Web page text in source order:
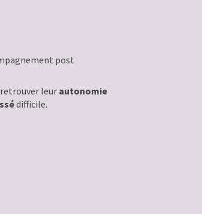
post
leurautonomie
difficile.